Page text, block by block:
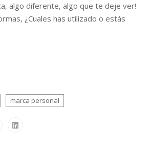
algo diferente, algo que te deje ver!
¿Cuales has utilizado o estás
marca personal